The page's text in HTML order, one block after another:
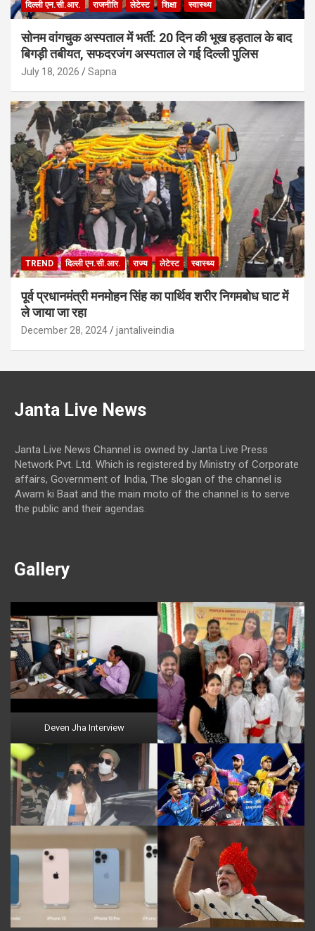
दिल्ली एन.सी.आर. राजनीति लेटेस्ट शिक्षा स्वास्थ्य
सोनम वांगचुक अस्पताल में भर्ती: 20 दिन की भूख हड़ताल के बाद
बिगड़ी तबीयत, सफदरजंग अस्पताल ले गई दिल्ली पुलिस
July 18, 2026 Sapna
TREND दिल्ली एन.सी.आर. राज्य लेटेस्ट स्वास्थ्य
पूर्व प्रधानमंत्री मनमोहन सिंह का पार्थिव शरीर निगमबोध घाट में
ले जाया जा रहा
December 28, 2024 jantaliveindia
Janta Live News
Janta Live News Channel is owned by Janta Live Press
Network Pvt. Ltd. Which is registered by Ministry of Corporate
affairs, Government of India, The slogan of the channel is
Awam ki Baat and the main moto of the channel is to serve
the public and their agendas.
Gallery
Deven Jha Interview